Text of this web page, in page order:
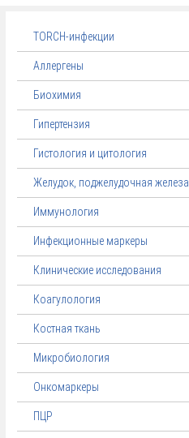
TORCH-инфекции
Аллергены
Биохимия
Гипертензия
Гистология и цитология
Желудок, поджелудочная железа
Иммунология
Инфекционные маркеры
Клинические исследования
Коагулология
Костная ткань
Микробиология
Онкомаркеры
ПЦР